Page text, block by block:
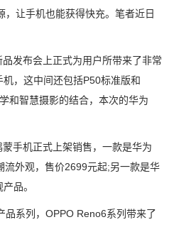
，让手机也能获得快充。笔者近日
布会上正式为用户所带来了非常
，这中间还包括P50标准版和
和智慧摄影的结合，本次的华为
机正式上架销售，一款是华为
流外观，售价2699元起;另一款是华
品。
系列，OPPO Reno6系列带来了